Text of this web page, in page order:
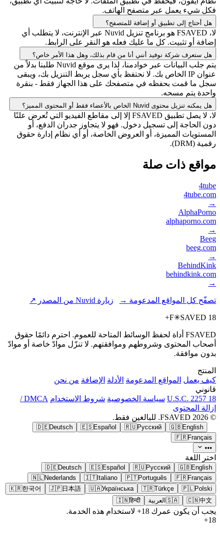
فكل شيء يعمل عبر متصفح الهاتف.
هل أحتاج إلى تطبيق أو إضافة للمتصفح؟
لا، FSAVED هو برنامج تنزيل Nuvid عبر الإنترنت، لا يتطلب أي
إضافة أو تثبيت. كل ما عليك فعله هو النقر على الرابط.
هل ستعرف شركة نوفيد أنني أنا من قام بذلك، وهل هذا الأمر خاص؟
يتم جلب البيانات عبر خوادمنا، لذا يرى موقع Nuvid طلبنا بدلاً من
عنوان IP الخاص بك. لا نحتفظ بأي سجل يربط التنزيل بك، ويبقى
سجل ما قمت بحفظه في متصفحك على هذا الجهاز فقط - بنقرة
واحدة يتم مسحه.
هل يمكنه تنزيل محتوى Nuvid الخاص بالأعضاء فقط أو المحتوى المميز؟
لا، لا يصل تطبيق FSAVED إلا إلى مقاطع الفيديو التي تُعرض علنًا
دون الحاجة إلى تسجيل دخول. فهو لا يتجاوز جدران الدفع، أو
المستويات المميزة، أو العروض الخاصة، أو أي نظام إدارة حقوق
رقمية (DRM).
مواقع ذات صلة
4tube
4tube.com
→
AlphaPorno
alphaporno.com
→
Beeg
beeg.com
→
BehindKink
behindkink.com
→
تصفّح كل المواقع المدعومة → زيارة Nuvid من المصدر ↗
F✳SAVED 18+
FSAVED أداة لحفظ الوسائط المتاحة للعموم. احترم دائمًا حقوق
أصحاب المحتوى وشروطهم وموافقتهم. لا تنزّل موادّ خاصة أو موادّ
بدون موافقة.
المنتج
كيف يعمل المواقع المدعومة الأدلة الإضافة من نحن
قانوني
18 U.S.C. 2257
سياسة الخصوصية شروط الاستخدام
DMCA /
إزالة المحتوى
© 2026 FSAVED. للبالغين فقط.
🇬🇧English
🇷🇺Русский
🇪🇸Español
🇩🇪Deutsch
🇫🇷Français
•••
اختر اللغة
🇬🇧English
🇷🇺Русский
🇪🇸Español
🇩🇪Deutsch
🇫🇷Français
🇵🇹Português
🇮🇹Italiano
🇳🇱Nederlands
🇵🇱Polski
🇹🇷Türkçe
🇺🇦Українська
🇯🇵日本語
🇰🇷한국어
🇨🇳中文
🇸🇦 العربية 🇮🇳हिन्दी
يجب أن يكون عمرك 18+ لاستخدام هذه الخدمة.
18+